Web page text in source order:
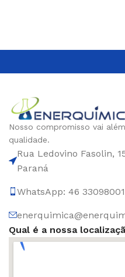
Nosso compromisso vai
qualidade.
Rua Ledovino Fasolin,
Paraná
WhatsApp: 46 33098001
Qual é a nossa